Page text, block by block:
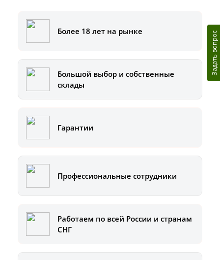
Более 18 лет на рынке
Большой выбор и собственные
склады
Гарантии
Профессиональные сотрудники
Работаем по всей России и странам
СНГ
Задать вопрос